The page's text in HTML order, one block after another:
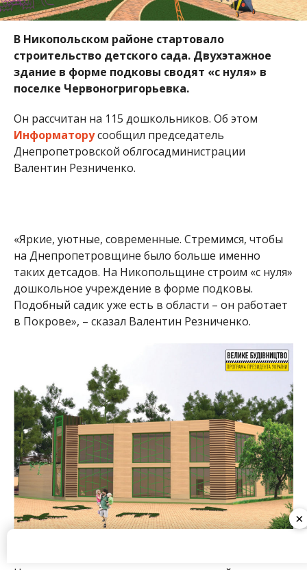
В Никопольском районе стартовало
строительство детского сада. Двухэтажное
здание в форме подковы сводят «с нуля» в
поселке Червоногригорьевка.
Он рассчитан на 115 дошкольников. Об этом
Информаторусообщил председатель
Днепропетровской облгосадминистрации
Валентин Резниченко.
«Яркие, уютные, современные. Стремимся, чтобы
на Днепропетровщине было больше именно
таких детсадов. На Никопольщине строим «с нуля»
дошкольное учреждение в форме подковы.
Подобный садик уже есть в области – он работает
в Покрове», – сказал Валентин Резниченко.
×